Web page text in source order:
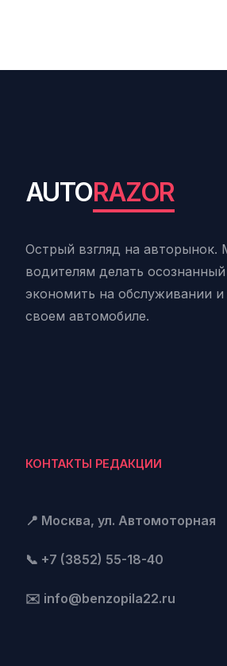
AUTORAZOR
Острый взгляд на авторынок.
водителям делать
экономить на обслуживании и
своем автомобиле.
КОНТАКТЫ РЕДАКЦИИ
📍 Москва, ул. Автомоторная
📞 +7 (3852) 55-18-40
✉️ info@benzopila22.ru